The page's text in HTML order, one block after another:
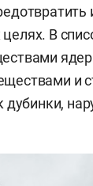
В
и
дубинки,